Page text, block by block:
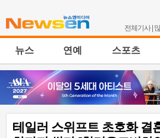
전체기사|
뉴스 연예 스포츠
테일러 스위프트 초호화 결